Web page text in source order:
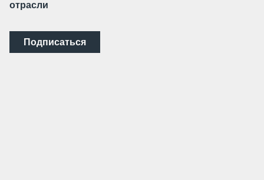
отрасли
Подписаться